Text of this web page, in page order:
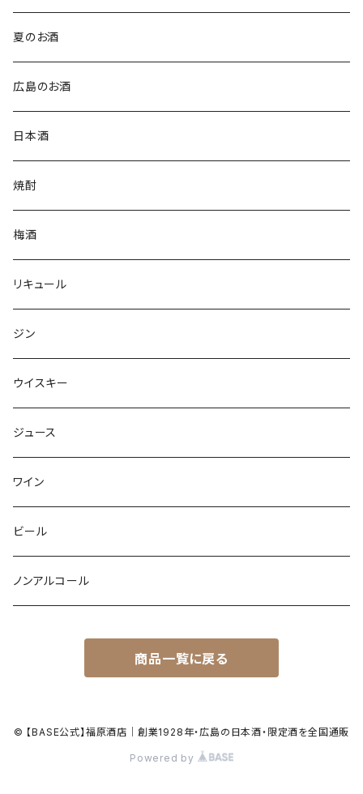
夏のお酒
広島のお酒
日本酒
焼酎
梅酒
リキュール
ジン
ウイスキー
ジュース
ワイン
ビール
ノンアルコール
商品一覧に戻る
© 【BASE公式】福原酒店｜創業1928年・広島の日本酒・限定酒を全国通販
Powered by